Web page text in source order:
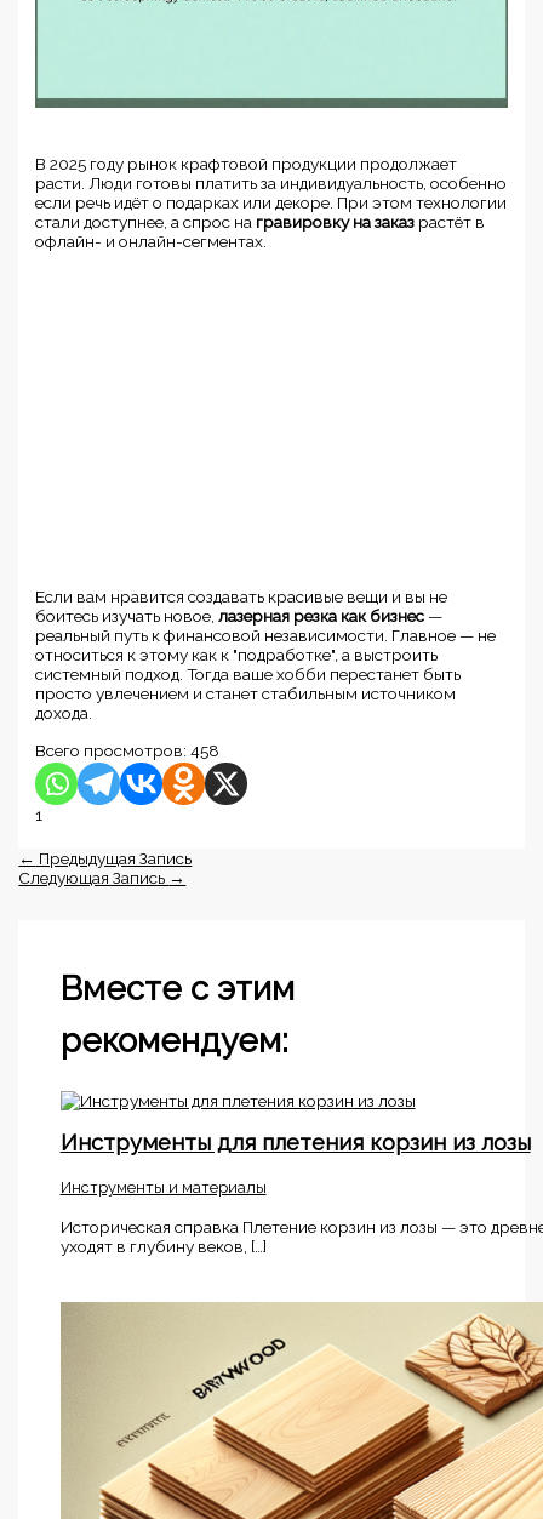
В 2025 году рынок крафтовой продукции продолжает
расти. Люди готовы платить за индивидуальность, особенно
если речь идёт о подарках или декоре. При этом технологии
стали доступнее, а спрос на гравировку на заказ растёт в
офлайн- и онлайн-сегментах.
Если вам нравится создавать красивые вещи и вы не
боитесь изучать новое,лазерная резка как бизнес —
реальный путь к финансовой независимости. Главное — не
относиться к этому как к "подработке", а выстроить
системный подход. Тогда ваше хобби перестанет быть
просто увлечением и станет стабильным источником
дохода.
Всего просмотров: 458
1
← Предыдущая Запись
Следующая Запись →
Вместе с этим
рекомендуем:
Инструменты для плетения корзин из лозы
Инструменты и материалы
Историческая справка Плетение корзин из лозы — это
уходят в глубину веков, […]